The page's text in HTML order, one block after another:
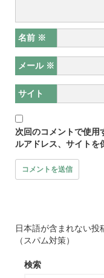
名前 ※
メール ※
サイト
次回のコメントで使用
ルアドレス、サイトを
日本語が含まれない投
（スパム対策）
検索